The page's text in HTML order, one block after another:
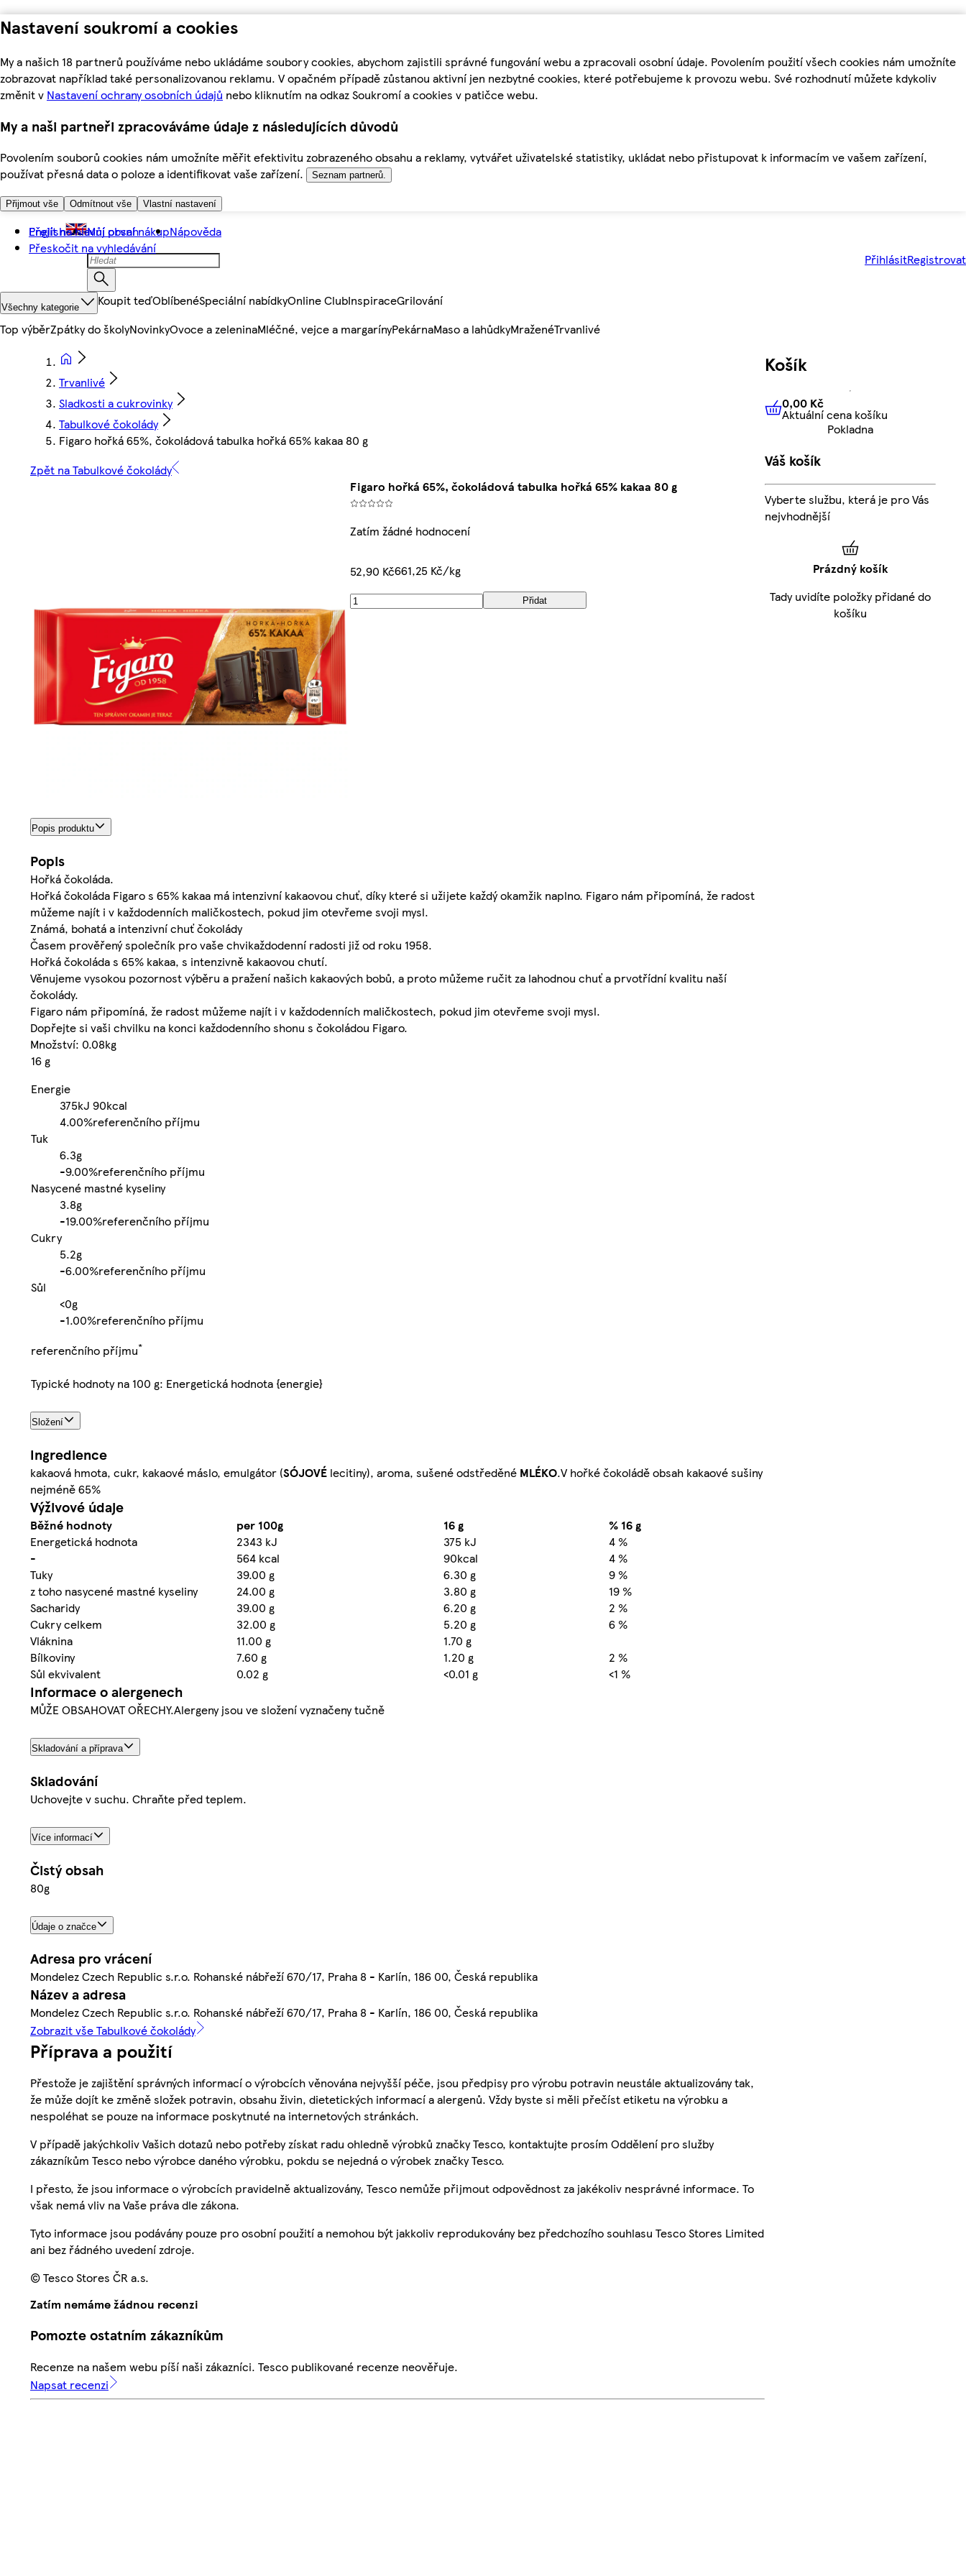
Nastavení soukromí a cookies
My a našich 18 partnerů používáme nebo ukládáme soubory cookies, abychom zajistili správné fungování webu a zpracovali osobní údaje. Povolením použití všech cookies nám umožníte
zobrazovat například také personalizovanou reklamu. V opačném případě zůstanou aktivní jen nezbytné cookies, které potřebujeme k provozu webu. Své rozhodnutí můžete kdykoliv
změnit v Nastavení ochrany osobních údajů nebo kliknutím na odkaz Soukromí a cookies v patičce webu.
My a naši partneři zpracováváme údaje z následujících důvodů
Povolením souborů cookies nám umožníte měřit efektivitu zobrazeného obsahu a reklamy, vytvářet uživatelské statistiky, ukládat nebo přistupovat k informacím ve vašem zařízení,
používat přesná data o poloze a identifikovat vaše zařízení.
Seznam partnerů.
Přijmout vše Odmítnout vše Vlastní nastavení
Přejít na hlavní obsah
Přeskočit na vyhledávání
English Můj první nákupNápověda
PřihlásitRegistrovat
Všechny kategorie Koupit teďOblíbenéSpeciální nabídkyOnline ClubInspiraceGrilování
Top výběrZpátky do školyNovinkyOvoce a zeleninaMléčné, vejce a margarínyPekárnaMaso a lahůdkyMraženéTrvanlivé
Trvanlivé
Sladkosti a cukrovinky
Tabulkové čokolády
Figaro hořká 65%, čokoládová tabulka hořká 65% kakaa 80 g
Zpět na Tabulkové čokolády
Figaro hořká 65%, čokoládová tabulka hořká 65% kakaa 80 g
Zatím žádné hodnocení
52,90 Kč661,25 Kč/kg
Přidat
Popis produktu
Popis
Hořká čokoláda.
Hořká čokoláda Figaro s 65% kakaa má intenzivní kakaovou chuť, díky které si užijete každý okamžik naplno. Figaro nám připomíná, že radost
můžeme najít i v každodenních maličkostech, pokud jim otevřeme svoji mysl.
Známá, bohatá a intenzivní chuť čokolády
Časem prověřený společník pro vaše chvikaždodenní radosti již od roku 1958.
Hořká čokoláda s 65% kakaa, s intenzivně kakaovou chutí.
Věnujeme vysokou pozornost výběru a pražení našich kakaových bobů, a proto můžeme ručit za lahodnou chuť a prvotřídní kvalitu naší
čokolády.
Figaro nám připomíná, že radost můžeme najít i v každodenních maličkostech, pokud jim otevřeme svoji mysl.
Dopřejte si vaši chvilku na konci každodenního shonu s čokoládou Figaro.
Množství: 0.08kg
16 g
Energie
375kJ 90kcal
4.00%referenčního příjmu
Tuk
6.3g
-9.00%referenčního příjmu
Nasycené mastné kyseliny
3.8g
-19.00%referenčního příjmu
Cukry
5.2g
-6.00%referenčního příjmu
Sůl
<0g
-1.00%referenčního příjmu
referenčního příjmu*
Typické hodnoty na 100 g: Energetická hodnota {energie}
Složení
Ingredience
kakaová hmota, cukr, kakaové máslo, emulgátor (SÓJOVÉ lecitiny), aroma, sušené odstředěné MLÉKO.V hořké čokoládě obsah kakaové sušiny
nejméně 65%
Výživové údaje
Běžné hodnoty per 100g 16 g
% 16 g
Energetická hodnota
2343 kJ 375 kJ
4 %
-
564 kcal 90kcal
4 %
Tuky
39.00 g 6.30 g
9 %
z toho nasycené mastné kyseliny
24.00 g 3.80 g
19 %
Sacharidy
39.00 g 6.20 g
2 %
Cukry celkem
32.00 g 5.20 g
6 %
Vláknina
11.00 g
1.70 g
Bílkoviny
7.60 g 1.20 g
2 %
Sůl ekvivalent
0.02 g <0.01 g <1 %
Informace o alergenech
MŮŽE OBSAHOVAT OŘECHY.Alergeny jsou ve složení vyznačeny tučně
Skladování a příprava
Skladování
Uchovejte v suchu. Chraňte před teplem.
Více informací
Čistý obsah
80g
Údaje o značce
Adresa pro vrácení
Mondelez Czech Republic s.r.o. Rohanské nábřeží 670/17, Praha 8 - Karlín, 186 00, Česká republika
Název a adresa
Mondelez Czech Republic s.r.o. Rohanské nábřeží 670/17, Praha 8 - Karlín, 186 00, Česká republika
Zobrazit vše Tabulkové čokolády
Příprava a použití
Přestože je zajištění správných informací o výrobcích věnována nejvyšší péče, jsou předpisy pro výrobu potravin neustále aktualizovány tak,
že může dojít ke změně složek potravin, obsahu živin, dietetických informací a alergenů. Vždy byste si měli přečíst etiketu na výrobku a
nespoléhat se pouze na informace poskytnuté na internetových stránkách.
V případě jakýchkoliv Vašich dotazů nebo potřeby získat radu ohledně výrobků značky Tesco, kontaktujte prosím Oddělení pro služby
zákazníkům Tesco nebo výrobce daného výrobku, pokdu se nejedná o výrobek značky Tesco.
I přesto, že jsou informace o výrobcích pravidelně aktualizovány, Tesco nemůže přijmout odpovědnost za jakékoliv nesprávné informace. To
však nemá vliv na Vaše práva dle zákona.
Tyto informace jsou podávány pouze pro osobní použití a nemohou být jakkoliv reprodukovány bez předchozího souhlasu Tesco Stores Limited
ani bez řádného uvedení zdroje.
© Tesco Stores ČR a.s.
Zatím nemáme žádnou recenzi
Pomozte ostatním zákazníkům
Recenze na našem webu píší naši zákazníci. Tesco publikované recenze neověřuje.
Napsat recenzi
Košík
0,00 KčAktuální cena košíku
0,00 Kč
Aktuální cena košíku
Pokladna
Váš košík
Vyberte službu, která je pro Vás
nejvhodnější
Prázdný košík
Tady uvidíte položky přidané do
košíku